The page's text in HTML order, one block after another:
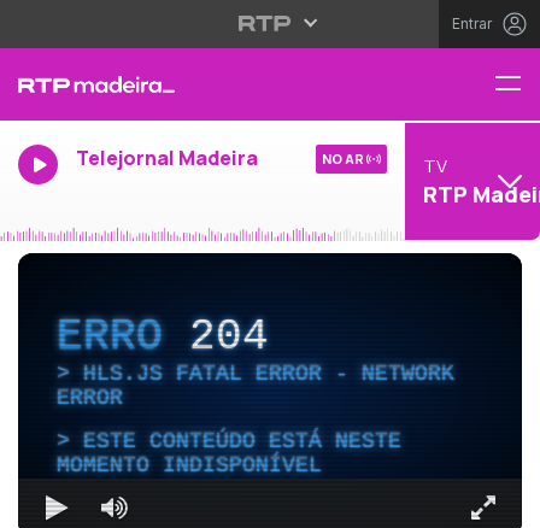
Entrar
Telejornal Madeira NO AR TV
RTP
ERRO204
HLS.JS FATAL ERROR - NETWORK
ERROR
ESTE CONTEÚDO ESTÁ NESTE
MOMENTO INDISPONÍVEL